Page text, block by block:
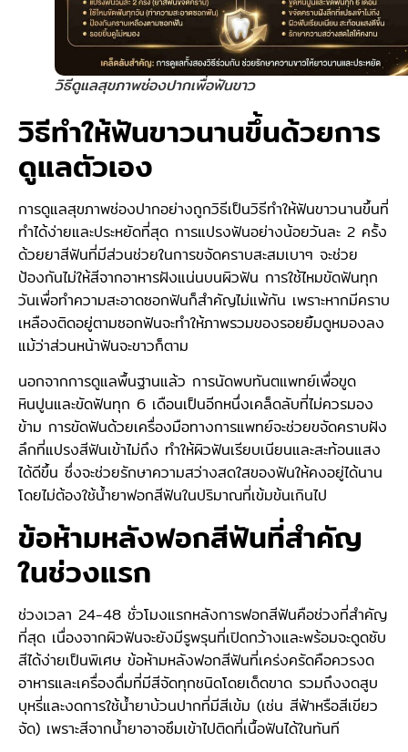
วิธีดูแลสุขภาพช่องปากเพื่อฟันขาว
วิธีทำให้ฟันขาวนานขึ้นด้วยการ
ดูแลตัวเอง
การดูแลสุขภาพช่องปากอย่างถูกวิธีเป็นวิธีทำให้ฟันขาวนานขึ้นที่
ทำได้ง่ายและประหยัดที่สุด การแปรงฟันอย่างน้อยวันละ 2 ครั้ง
ด้วยยาสีฟันที่มีส่วนช่วยในการขจัดคราบสะสมเบาๆ จะช่วย
ป้องกันไม่ให้สีจากอาหารฝังแน่นบนผิวฟัน การใช้ไหมขัดฟันทุก
วันเพื่อทำความสะอาดซอกฟันก็สำคัญไม่แพ้กัน เพราะหากมีคราบ
เหลืองติดอยู่ตามซอกฟันจะทำให้ภาพรวมของรอยยิ้มดูหมองลง
แม้ว่าส่วนหน้าฟันจะขาวก็ตาม
นอกจากการดูแลพื้นฐานแล้ว การนัดพบทันตแพทย์เพื่อขูด
หินปูนและขัดฟันทุก 6 เดือนเป็นอีกหนึ่งเคล็ดลับที่ไม่ควรมอง
ข้าม การขัดฟันด้วยเครื่องมือทางการแพทย์จะช่วยขจัดคราบฝัง
ลึกที่แปรงสีฟันเข้าไม่ถึง ทำให้ผิวฟันเรียบเนียนและสะท้อนแสง
ได้ดีขึ้น ซึ่งจะช่วยรักษาความสว่างสดใสของฟันให้คงอยู่ได้นาน
โดยไม่ต้องใช้น้ำยาฟอกสีฟันในปริมาณที่เข้มข้นเกินไป
ข้อห้ามหลังฟอกสีฟันที่สำคัญ
ในช่วงแรก
ช่วงเวลา 24-48 ชั่วโมงแรกหลังการฟอกสีฟันคือช่วงที่สำคัญ
ที่สุด เนื่องจากผิวฟันจะยังมีรูพรุนที่เปิดกว้างและพร้อมจะดูดซับ
สีได้ง่ายเป็นพิเศษ ข้อห้ามหลังฟอกสีฟันที่เคร่งครัดคือควรงด
อาหารและเครื่องดื่มที่มีสีจัดทุกชนิดโดยเด็ดขาด รวมถึงงดสูบ
บุหรี่และงดการใช้น้ำยาบ้วนปากที่มีสีเข้ม (เช่น สีฟ้าหรือสีเขียว
จัด) เพราะสีจากน้ำยาอาจซึมเข้าไปติดที่เนื้อฟันได้ในทันที